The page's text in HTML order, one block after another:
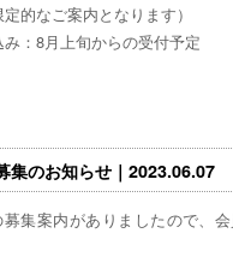
定的なご案内となります）
：8月上旬からの受付予定
集のお知らせ｜2023.06.07
集案内がありましたので、